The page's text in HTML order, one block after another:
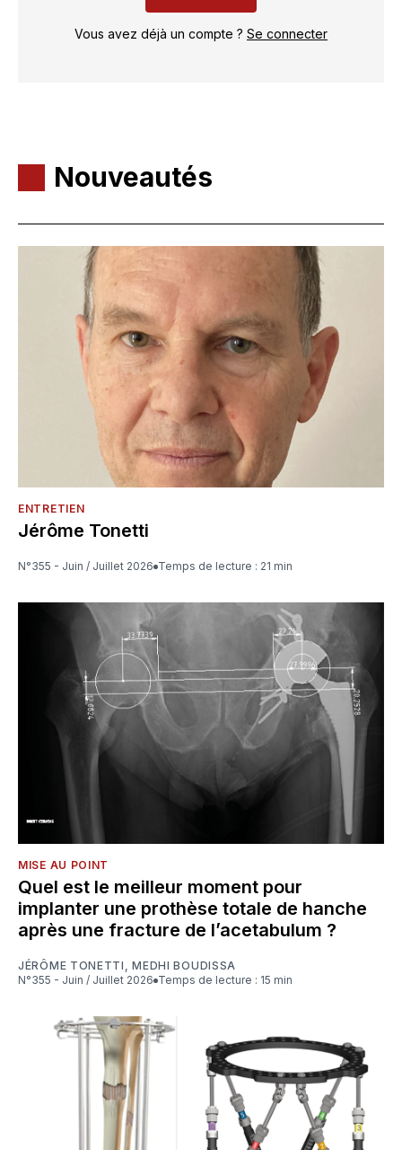
Vous avez déjà un compte ? Se connecter
Nouveautés
ENTRETIEN
Jérôme Tonetti
N°355 - Juin / Juillet 2026 Temps de lecture : 21 min
MISE AU POINT
Quel est le meilleur moment pour
implanter une prothèse totale de hanche
après une fracture de l’acetabulum ?
JÉRÔME TONETTI ,MEDHI BOUDISSA
N°355 - Juin / Juillet 2026
Temps de lecture : 15 min